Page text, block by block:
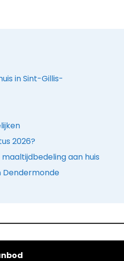
in Sint-Gillis-
2026?
aan huis
Dendermonde